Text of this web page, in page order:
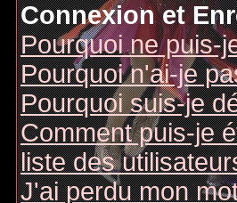
Connexion et
Pourquoi ne puis-
Pourquoi n'ai-je
Pourquoi suis-je
Comment puis-je
liste des
J'ai perdu mon